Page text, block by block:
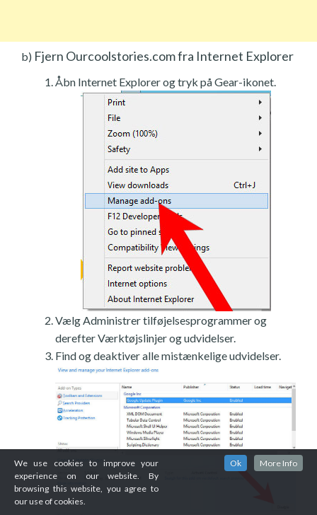
b) Fjern Ourcoolstories.com fra Internet Explorer
Åbn Internet Explorer og tryk på Gear-ikonet.
Vælg Administrer tilføjelsesprogrammer og
derefter Værktøjslinjer og udvidelser.
Find og deaktiver alle mistænkelige udvidelser.
We use cookies to improve your
experience on our website. By
browsing this website, you agree to
our use of cookies.
Ok More Info